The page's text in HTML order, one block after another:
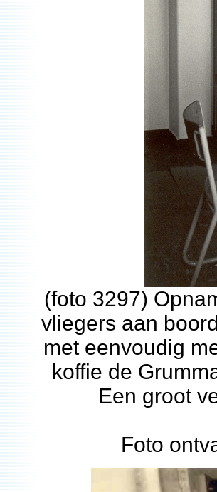
(foto 3297)
vliegers aan
met eenvoudig
koffie de
Een groot
Foto